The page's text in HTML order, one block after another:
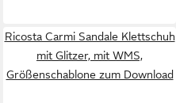
Ricosta Carmi Sandale Klettschuh
mit Glitzer, mit WMS,
Größenschablone zum Download